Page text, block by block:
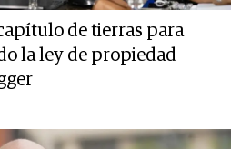
de tierras para
la ley de propiedad